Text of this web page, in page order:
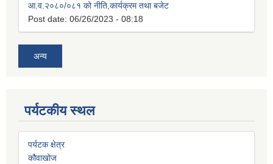
आ.व.२०८०/०८१ को नीति,कार्यक्रम तथा बजेट
Post date: 06/26/2023 - 08:18
अन्य
पर्यटकीय स्थल
पर्यटक क्षेत्र
कौवाखोज